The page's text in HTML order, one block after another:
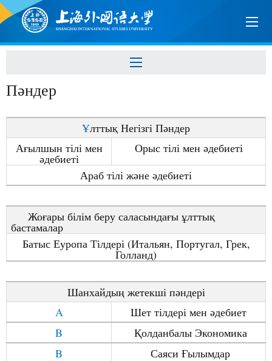
Пәндер
Ұлттық Негізгі Пәндер
Ағылшын тілі мен
әдебиеті
Орыстілі мен әдебиеті
Араб тілі және әдебиеті
Жоғары білім беру саласындағы ұлттық
бастамалар
Батыс Еуропа Тілдері (Итальян, Португал, Грек,
Голланд)
Шанхайдың жетекші пәндері
A
Шет тілдері мен әдебиет
B
Қолданбалы Экономика
B
Саяси Ғылымдар